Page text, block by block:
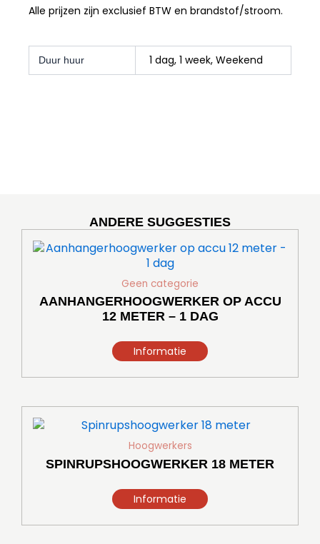
Alle prijzen zijn exclusief BTW en brandstof/stroom.
Duur huur 1 dag, 1 week, Weekend
ANDERE SUGGESTIES
Geen categorie
AANHANGERHOOGWERKER OP ACCU
12 METER – 1 DAG
Informatie
Hoogwerkers
SPINRUPSHOOGWERKER 18 METER
Informatie
product
heeft
meerdere
variaties.
Deze
optie